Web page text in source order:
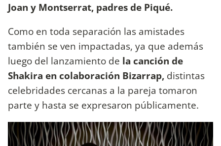
Joan y Montserrat, padres de Piqué.
Como en toda separación las amistades
también se ven impactadas, ya que además
luego del lanzamiento de la canción de
Shakira en colaboración Bizarrap, distintas
celebridades cercanas a la pareja tomaron
parte y hasta se expresaron públicamente.